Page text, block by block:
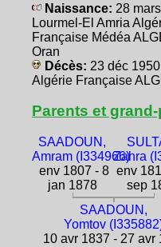
Naissance: 28
Lourmel-El Amria
Française Médéa
Oran
Décès: 23 déc
Algérie Française
Parents et
SAADOUN,
Amram (I334966)
env 1807 - 8
jan 1878
Zahra
env
sep
SAADOUN,
Yomtov
10 avr 1837 - 27 avr